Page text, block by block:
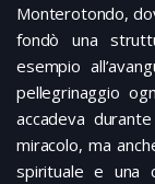
Monterotondo,
fondò una
esempio
pellegrinaggio
accadeva
miracolo, ma
spirituale e una